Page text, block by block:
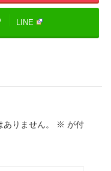
LINE
りません。 ※ が付